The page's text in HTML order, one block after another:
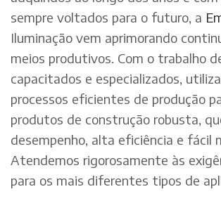
sempre voltados para o futuro, a
Iluminação vem aprimorando
meios produtivos. Com o trabalho
capacitados e especializados,
processos eficientes de produção
produtos de construção robusta,
desempenho, alta eficiência e fácil
Atendemos rigorosamente às
para os mais diferentes tipos de